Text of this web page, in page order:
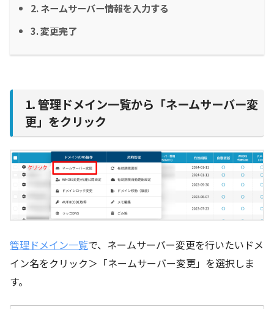
2. ネームサーバー情報を入力する
3. 変更完了
1. 管理ドメイン一覧から「ネームサーバー変
更」をクリック
管理ドメイン一覧で、ネームサーバー変更を行いたいドメ
イン名をクリック＞「ネームサーバー変更」を選択しま
す。